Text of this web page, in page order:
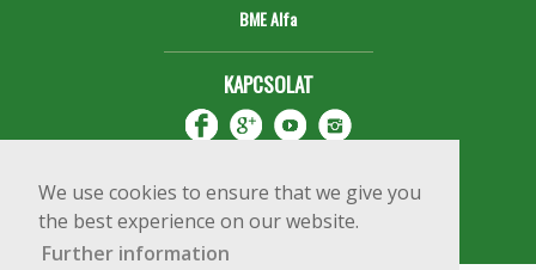
We use cookies to ensure that we give you
the best experience on our website.
Further information
BME Alfa
KAPCSOLAT